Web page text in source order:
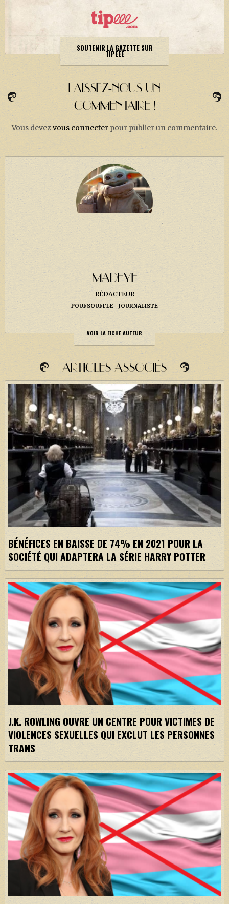
SOUTENIR LA GAZETTE SUR
TIPEEE
LAISSEZ-NOUS UN
COMMENTAIRE !
Vous devezvous connecter pour publier un commentaire.
MADEYE
RÉDACTEUR
POUFSOUFFLE JOURNALISTE
VOIR LA FICHE AUTEUR
ARTICLES ASSOCIÉS
BÉNÉFICES EN BAISSE DE 74% EN 2021 POUR LA
SOCIÉTÉ QUI ADAPTERA LA SÉRIE HARRY POTTER
J.K. ROWLING OUVRE UN CENTRE POUR VICTIMES DE
VIOLENCES SEXUELLES QUI EXCLUT LES PERSONNES
TRANS